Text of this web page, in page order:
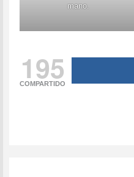
mano.
195
COMPARTIDO